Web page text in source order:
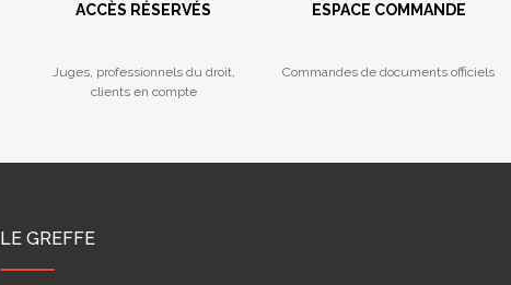
ACCÈS RÉSERVÉS
Juges, professionnels du droit,
clients en compte
ESPACE COMMANDE
Commandes de documents officiels
LE GREFFE